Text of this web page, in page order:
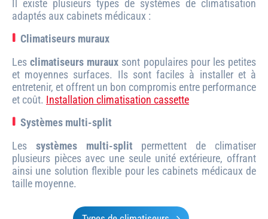
Il existe plusieurs types de systèmes de climatisation
adaptés aux cabinets médicaux :
Climatiseurs muraux
Lesclimatiseurs muraux sont populaires pour les petites
et moyennes surfaces. Ils sont faciles à installer et à
entretenir, et offrent un bon compromis entre performance
et coût. Installation climatisation cassette
Systèmes multi-split
Les systèmes multi-split permettent de climatiser
plusieurs pièces avec une seule unité extérieure, offrant
ainsi une solution flexible pour les cabinets médicaux de
taille moyenne.